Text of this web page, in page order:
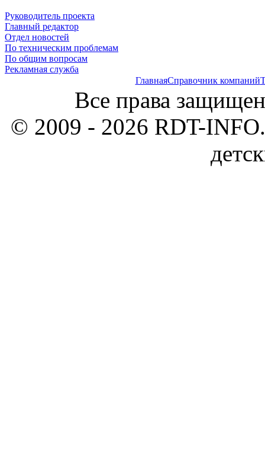
Руководитель проекта
Главный редактор
Отдел новостей
По техническим проблемам
По общим вопросам
Рекламная служба
ГлавнаяСправочник компаний
Все права
© 2009 - 2026 RDT-